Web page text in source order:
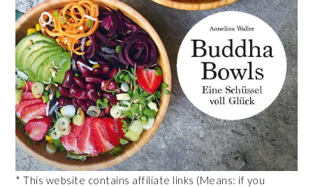
* This website contains affiliate links (Means: if you